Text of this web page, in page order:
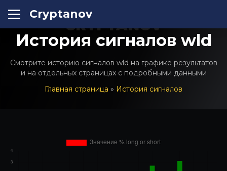
Cryptanov
CRYPTANOV
История сигналов wld
Смотрите историю сигналов wld на графике результатов
и на отдельных страницах с подробными данными
Главная страница » История сигналов